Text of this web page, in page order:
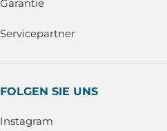
Garantie
Servicepartner
FOLGEN SIE UNS
Instagram